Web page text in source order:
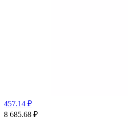
457.14 ₽
8 685.68 ₽